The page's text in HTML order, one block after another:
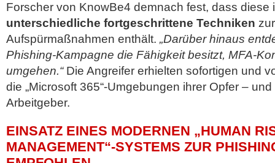
Forscher von KnowBe4 demnach fest, dass
unterschiedliche fortgeschrittene Techniken
Aufspürmaßnahmen enthält. „Darüber hinaus
Phishing-Kampagne die Fähigkeit besitzt, MFA-
umgehen.“Die Angreifer erhielten sofortigen und
die „Microsoft 365“-Umgebungen ihrer Opfer –
Arbeitgeber.
EINSATZ EINES MODERNEN „HUMAN
MANAGEMENT“-SYSTEMS ZUR